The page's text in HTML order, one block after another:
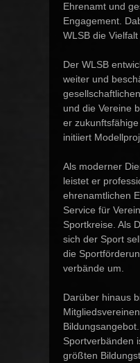
Ehrenamt und
Engagement.
WLSB die Vielfalt
Der WLSB
weiter und
und die Vereine
er
initiiert
Als moderner
leistet er
ehrenamtlichen
Service für
Sportkreise. Als
sich der Sport
die
verbände um.
Darüber hinaus
Sportverbänden
größten